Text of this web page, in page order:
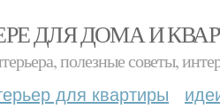
ДЛЯ ДОМА И
полезные советы,
для квартиры